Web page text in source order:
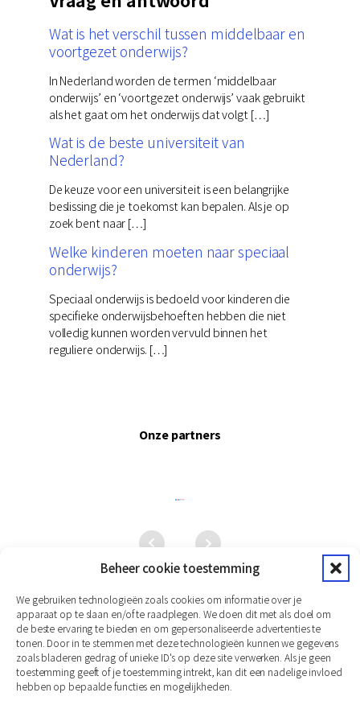
Beheer cookie toestemming
We gebruiken technologieën zoals cookies om informatie over je
apparaat op te slaan en/of te raadplegen. We doen dit met als doel om
de beste ervaring te bieden en om gepersonaliseerde advertenties te
tonen. Door in te stemmen met deze technologieën kunnen we gegevens
zoals bladeren gedrag of unieke ID's op deze site verwerken. Als je geen
toestemming geeft of je toestemming intrekt, kan dit een nadelige invloed
hebben op bepaalde functies en mogelijkheden.
Wat is het verschil tussen middelbaar en
voortgezet onderwijs?
In Nederland worden de termen ‘middelbaar
onderwijs’ en ‘voortgezet onderwijs’ vaak gebruikt
als het gaat om het onderwijs dat volgt […]
Wat is de beste universiteit van
Nederland?
De keuze voor een universiteit is een belangrijke
beslissing die je toekomst kan bepalen. Als je op
zoek bent naar […]
Welke kinderen moeten naar speciaal
onderwijs?
Speciaal onderwijs is bedoeld voor kinderen die
specifieke onderwijsbehoeften hebben die niet
volledig kunnen worden vervuld binnen het
reguliere onderwijs. […]
Onze partners